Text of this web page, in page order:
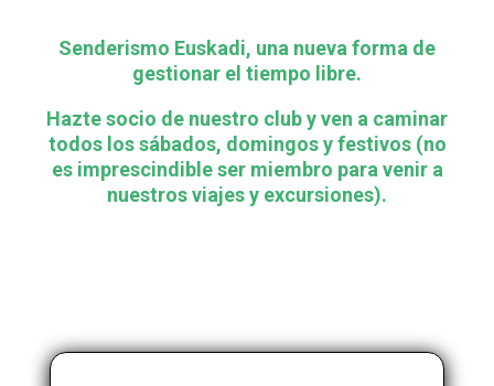
Senderismo Euskadi, una nueva forma de
gestionar el tiempo libre.
Hazte socio de nuestro club y ven a caminar
todos los sábados, domingos y festivos (no
es imprescindible ser miembro para venir a
nuestros viajes y excursiones).